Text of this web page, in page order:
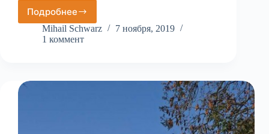
ПодробнееКоролевство
железных
дорог
Mihail Schwarz
7 ноября, 2019
1 коммент